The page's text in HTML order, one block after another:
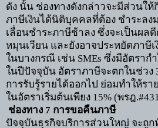
ดัง นั้น ช่องทางดังกล่าวจะมีส่วนใ
ภาษีเงินได้นิติบุคคลที่ต้อง ชำระลง
เลื่อนชำระภาษีช้าลง ซึ่งจะเป็นผล
หมุนเวียน และยังอาจประหยัดภาษี
ในบางกรณี เช่น SMEs ซึ่งมีอัตราก
ในปีปัจจุบัน อัตราภาษีจะตกในช่วง
การรับรู้รายได้ออกไป ย่อมทำให้ร
ในอัตราเริ่มต้นเพียง 15% (พรฎ.
ช่องทาง 7 การขอคืนภาษี
ปัจจุบันธุรกิจบริการส่วนใหญ่ จะถูก